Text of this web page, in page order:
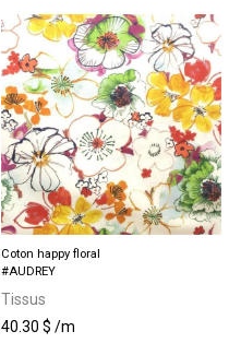
Coton happy floral
40.30$ /m
#AUDREY
Tissus